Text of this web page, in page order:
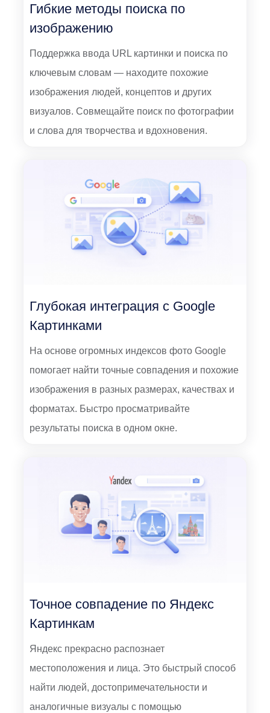
Гибкие методы поиска по
изображению
Поддержка ввода URL картинки и поиска по
ключевым словам — находите похожие
изображения людей, концептов и других
визуалов. Совмещайте поиск по фотографии
и слова для творчества и вдохновения.
Глубокая интеграция с Google
Картинками
На основе огромных индексов фото Google
помогает найти точные совпадения и похожие
изображения в разных размерах, качествах и
форматах. Быстро просматривайте
результаты поиска в одном окне.
Точное совпадение по Яндекс
Картинкам
Яндекс прекрасно распознает
местоположения и лица. Это быстрый способ
найти людей, достопримечательности и
аналогичные визуалы с помощью